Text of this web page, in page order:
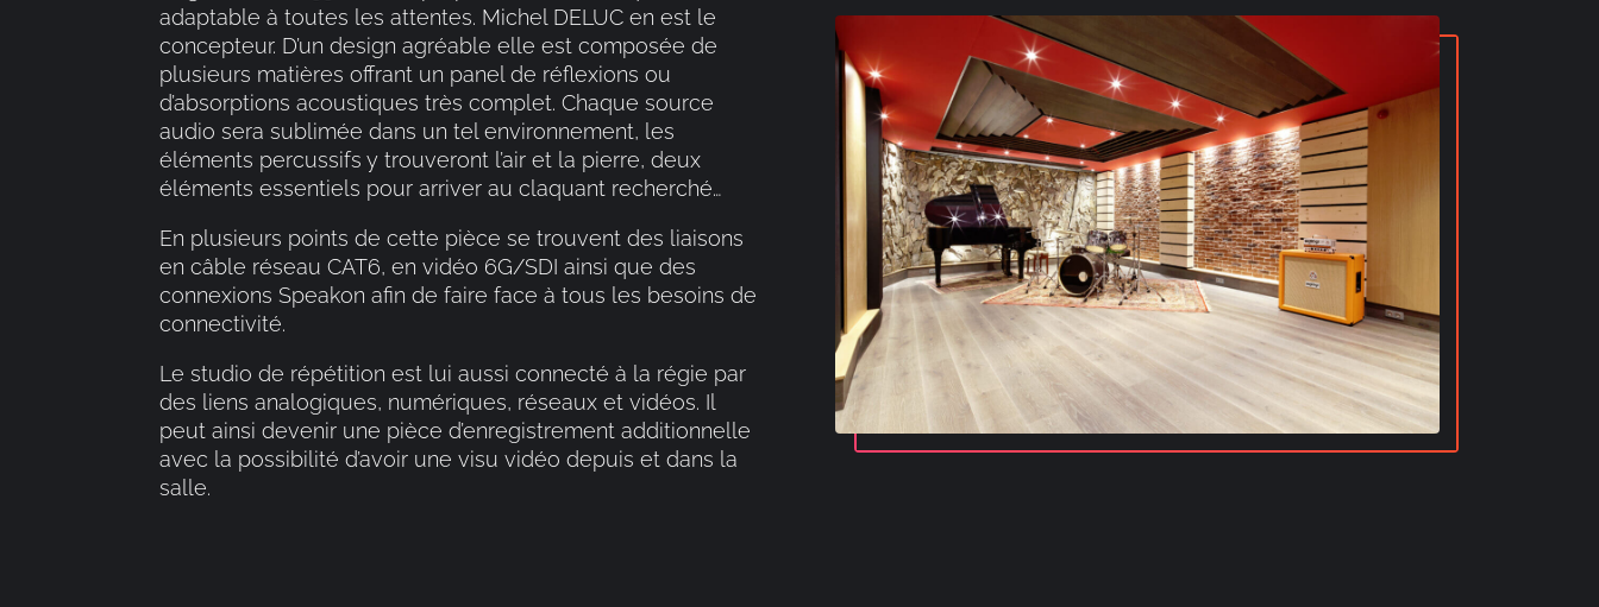
adaptable à toutes les attentes. Michel DELUC en est le
concepteur. D’un design agréable elle est composée de
plusieurs matières offrant un panel de réflexions ou
d’absorptions acoustiques très complet. Chaque source
audio sera sublimée dans un tel environnement, les
éléments percussifs y trouveront l’air et la pierre, deux
éléments essentiels pour arriver au claquant recherché…
En plusieurs points de cette pièce se trouvent des liaisons
en câble réseau CAT6, en vidéo 6G/SDI ainsi que des
connexions Speakon afin de faire face à tous les besoins de
connectivité.
Le studio de répétition est lui aussi connecté à la régie par
des liens analogiques, numériques, réseaux et vidéos. Il
peut ainsi devenir une pièce d’enregistrement additionnelle
avec la possibilité d’avoir une visu vidéo depuis et dans la
salle.